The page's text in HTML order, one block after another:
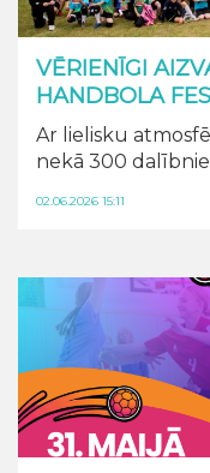
VĒRIENĪGI
HANDBOLA
Ar lielisku
nekā 300
02.06.2026 15:11